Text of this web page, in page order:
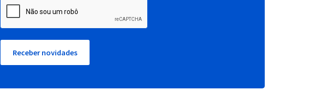
Receber novidades